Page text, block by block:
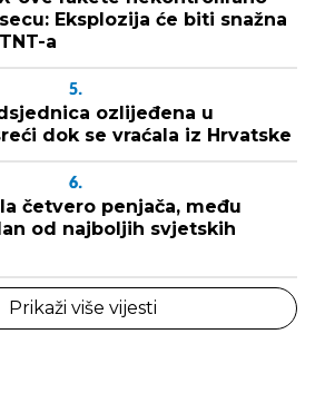
Eksplozija će biti snažna
a
5.
ozlijeđena u
dok se vraćala iz Hrvatske
6.
četvero penjača, među
od najboljih svjetskih
Prikaži više vijesti